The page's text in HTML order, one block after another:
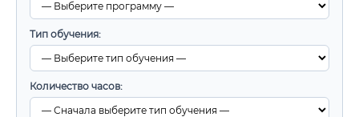
Тип обучения:
Количество часов: